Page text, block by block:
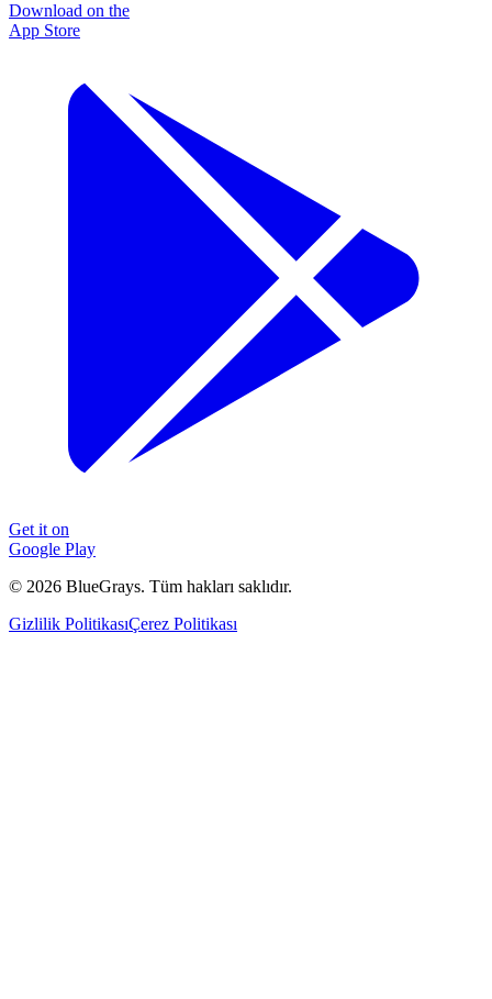
Download on the
App Store
Get it on
Google Play
© 2026 BlueGrays. Tüm hakları saklıdır.
Gizlilik PolitikasıÇerez Politikası